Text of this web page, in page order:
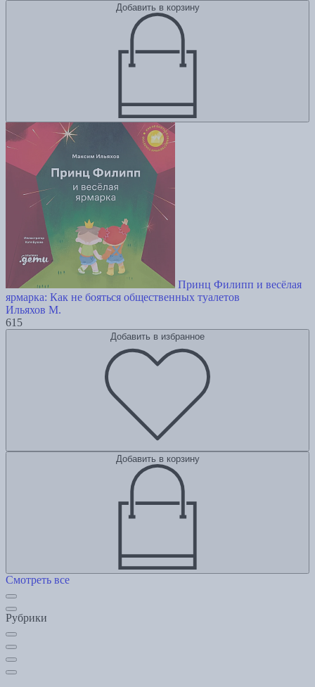
Добавить в корзину
Принц Филипп и весёлая
ярмарка: Как не бояться общественных туалетов
Ильяхов М.
615
Добавить в избранное
Добавить в корзину
Смотреть все
Рубрики